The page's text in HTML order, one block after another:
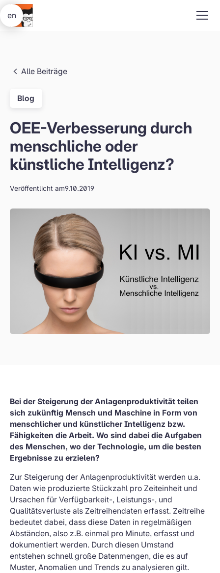
en
Alle Beiträge
Blog
OEE-Verbesserung durch
menschliche oder
künstliche Intelligenz?
Veröffentlicht am9.10.2019
Bei der Steigerung der Anlagenproduktivität teilen
sich zukünftig Mensch und Maschine in Form von
menschlicher und künstlicher Intelligenz bzw.
Fähigkeiten die Arbeit. Wo sind dabei die Aufgaben
des Menschen, wo der Technologie, um die besten
Ergebnisse zu erzielen?
Zur Steigerung der Anlagenproduktivität werden u.a.
Daten wie produzierte Stückzahl pro Zeiteinheit und
Ursachen für Verfügbarkeit-, Leistungs-, und
Qualitätsverluste als Zeitreihendaten erfasst. Zeitreihe
bedeutet dabei, dass diese Daten in regelmäßigen
Abständen, also z.B. einmal pro Minute, erfasst und
dokumentiert werden. Durch diesen Umstand
entstehen schnell große Datenmengen, die es auf
Muster, Anomalien und Trends zu analysieren gilt.